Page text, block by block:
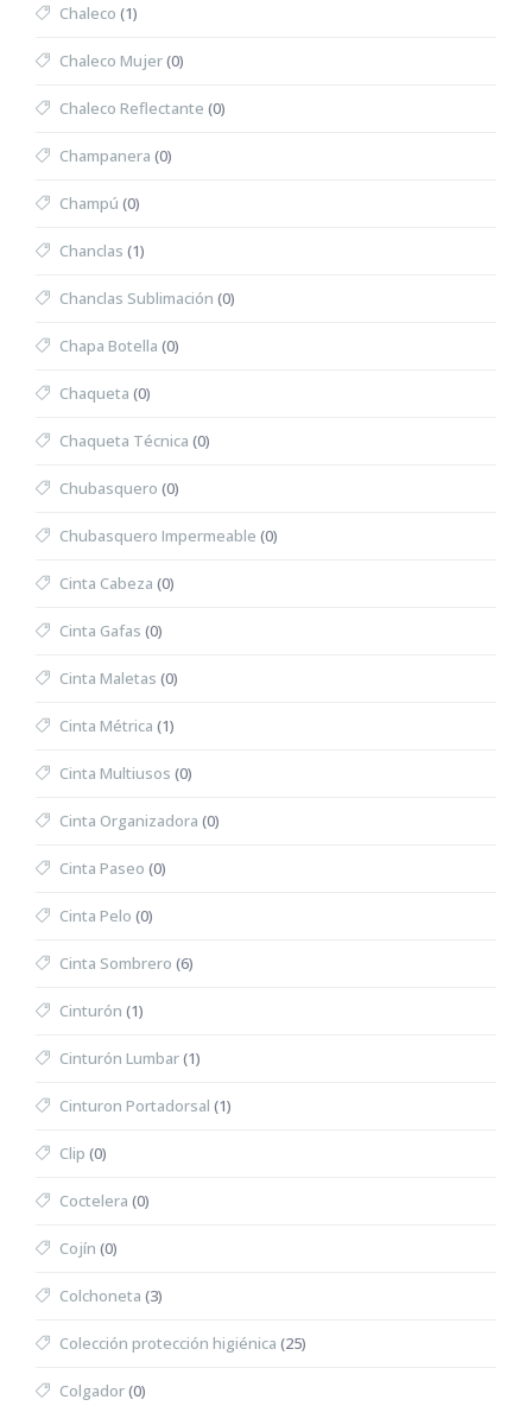
Chaleco (1)
Chaleco Mujer(0)
Chaleco Reflectante (0)
Champanera (0)
Champú (0)
Chanclas (1)
Chanclas Sublimación (0)
Chapa Botella (0)
Chaqueta (0)
Chaqueta Técnica (0)
Chubasquero (0)
Chubasquero Impermeable (0)
Cinta Cabeza (0)
Cinta Gafas (0)
Cinta Maletas (0)
Cinta Métrica (1)
Cinta Multiusos (0)
Cinta Organizadora (0)
Cinta Paseo (0)
Cinta Pelo (0)
Cinta Sombrero (6)
Cinturón (1)
Cinturón Lumbar(1)
Cinturon Portadorsal (1)
Clip (0)
Coctelera (0)
Cojín (0)
Colchoneta (3)
Colección protección higiénica (25)
Colgador(0)